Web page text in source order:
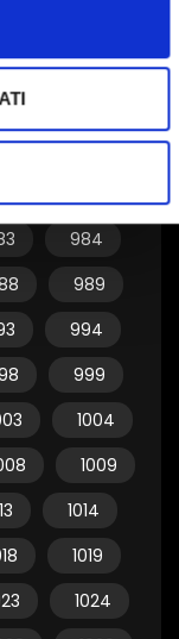
964
974
984
989
994
999
1004
1009
1014
1019
1024